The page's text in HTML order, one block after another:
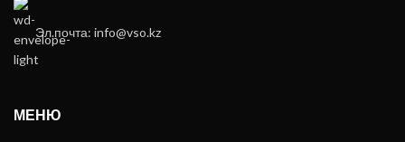
Эл.почта: info@vso.kz
МЕНЮ